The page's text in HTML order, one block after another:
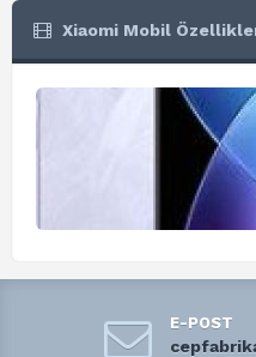
Xiaomi Mobil
E-POST